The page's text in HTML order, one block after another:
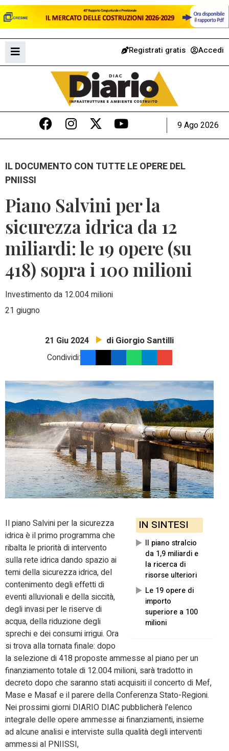
Registrati gratis Accedi
9 Ago 2026
IL DOCUMENTO CON TUTTE LE OPERE DEL
PNIISSI
Piano Salvini per la
sicurezza idrica da 12
miliardi: le 19 opere (su
418) sopra i 100 milioni
Investimento da 12.004 milioni
21 giugno
21 Giu 2024 di Giorgio Santilli
Condividi:
IN SINTESI
Il piano stralcio
da 1,9 miliardi e
la ricerca di
risorse ulteriori
Le 19 opere di
importo
superiore a 100
milioni
Il piano Salvini per la sicurezza
idrica è il primo programma che
ribalta le priorità di intervento
sulla rete idrica dando spazio ai
temi della sicurezza idrica, del
contenimento degli effetti di
eventi alluvionali e della siccità,
degli invasi per le riserve di
acqua, della riduzione degli
sprechi e dei consumi irrigui. Ora
si trova alla tornata finale: dopo
la selezione di 418 proposte ammesse al piano per un
finanziamento totale di 12.004 milioni, sarà tradotto in
decreto dopo che saranno stati acquisiti il concerto di Mef,
Mase e Masaf e il parere della Conferenza Stato-Regioni.
Nei prossimi giorni DIARIO DIAC pubblicherà l’elenco
integrale delle opere ammesse ai finanziamenti, insieme
ad alcune analisi e interviste sulla qualità degli interventi
ammessi al PNIISSI,